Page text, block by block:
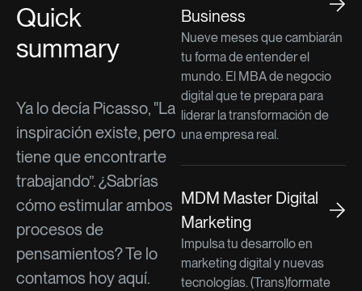
Quick
summary
Ya lo decía Picasso, "La
inspiración existe, pero
tiene que encontrarte
trabajando”. ¿Sabrías
cómo estimular ambos
procesos de
pensamientos? Te lo
contamos hoy aquí.
Business
Nueve meses que cambiarán
tu forma de entender el
mundo. El MBA de negocio
digital que te prepara para
liderar la transformación de
una empresa real.
MDM Master Digital
Marketing
Impulsa tu desarrollo en
marketing digital y nuevas
tecnologías. (Trans)formate